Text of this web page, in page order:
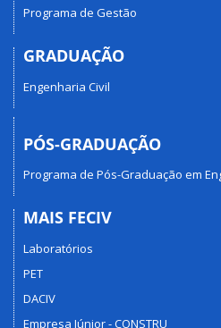
Programa de Gestão
GRADUAÇÃO
Engenharia Civil
PÓS-GRADUAÇÃO
Programa de Pós-Graduação em
MAIS FECIV
Laboratórios
PET
DACIV
Empresa Júnior - CONSTRU